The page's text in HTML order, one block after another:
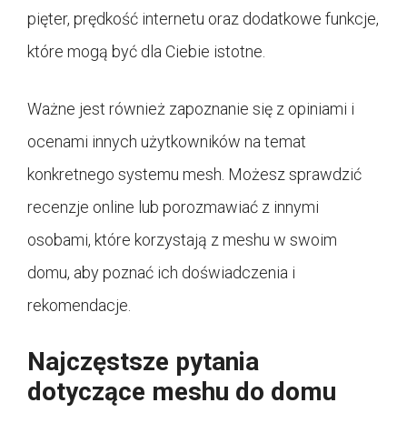
pięter, prędkość internetu oraz dodatkowe funkcje,
które mogą być dla Ciebie istotne.
Ważne jest również zapoznanie się z opiniami i
ocenami innych użytkowników na temat
konkretnego systemu mesh. Możesz sprawdzić
recenzje online lub porozmawiać z innymi
osobami, które korzystają z meshu w swoim
domu, aby poznać ich doświadczenia i
rekomendacje.
Najczęstsze pytania
dotyczące meshu do domu